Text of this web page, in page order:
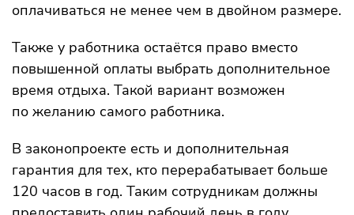
оплачиваться не менее чем в двойном размере.
Также у работника остаётся право вместо
повышенной оплаты выбрать дополнительное
время отдыха. Такой вариант возможен
по желанию самого работника.
В законопроекте есть и дополнительная
гарантия для тех, кто перерабатывает больше
120 часов в год. Таким сотрудникам должны